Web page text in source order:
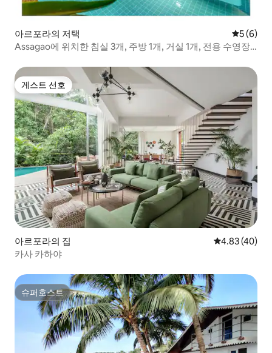
아르포라의 저택 평점 5점
5 (6)
Assagao에 위치한 침실 3개, 주방 1개, 거실 1개, 전용 수영장
게스트 선호
게스트 선호
아르포라의 집 평점 4.83점(5
4.83 (40)
카사 카하야
슈퍼호스트
슈퍼호스트